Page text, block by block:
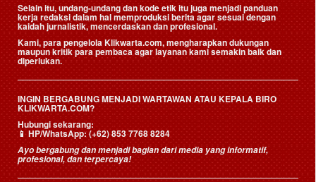
Selain itu, undang-undang dan kode etik itu juga menjadi panduan
kerja redaksi dalam hal memproduksi berita agar sesuai dengan
kaidah jurnalistik, mencerdaskan dan profesional.
Kami, para pengelola Klikwarta.com, mengharapkan dukungan
maupun kritik para pembaca agar layanan kami semakin baik dan
diperlukan.
INGIN BERGABUNG MENJADI WARTAWAN ATAU KEPALA BIRO
KLIKWARTA.COM?
Hubungi sekarang:
📱HP/WhatsApp:(+62) 853 7768 8284
Ayo bergabung dan menjadi bagian dari media yang informatif,
profesional, dan terpercaya!